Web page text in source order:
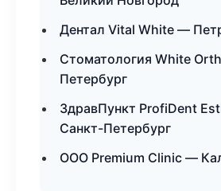
Дентал Vital White —
Стоматология White
Петербург
ЗдравПункт ProfiDent
Санкт-Петербург
ООО Premium Clinic —